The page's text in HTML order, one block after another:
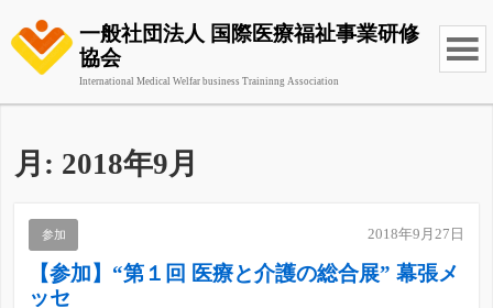
一般社団法人 国際医療福祉事業研修
協会
International Medical Welfar business Traininng Association
月: 2018年9月
参加 2018年9月27日
【参加】“第１回 医療と介護の総合展” 幕張メ
ッセ